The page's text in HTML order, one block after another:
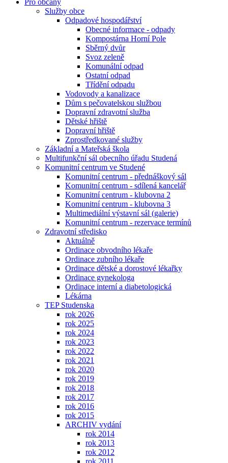
Pro občany
Služby obce
Odpadové hospodářství
Obecné informace - odpady
Kompostárna Horní Pole
Sběrný dvůr
Svoz zeleně
Komunální odpad
Ostatní odpad
Třídění odpadu
Vodovody a kanalizace
Dům s pečovatelskou službou
Dopravní zdravotní služba
Dětské hřiště
Dopravní hřiště
Zprostředkované služby
Základní a Mateřská škola
Multifunkční sál obecního úřadu Studená
Komunitní centrum ve Studené
Komunitní centrum - přednáškový sál
Komunitní centrum - sdílená kancelář
Komunitní centrum - klubovna 2
Komunitní centrum - klubovna 3
Multimediální výstavní sál (galerie)
Komunitní centrum - rezervace termínů
Zdravotní středisko
Aktuálně
Ordinace obvodního lékaře
Ordinace zubního lékaře
Ordinace dětské a dorostové lékařky
Ordinace gynekologa
Ordinace interní a diabetologická
Lékárna
TEP Studenska
rok 2026
rok 2025
rok 2024
rok 2023
rok 2022
rok 2021
rok 2020
rok 2019
rok 2018
rok 2017
rok 2016
rok 2015
ARCHIV vydání
rok 2014
rok 2013
rok 2012
rok 2011